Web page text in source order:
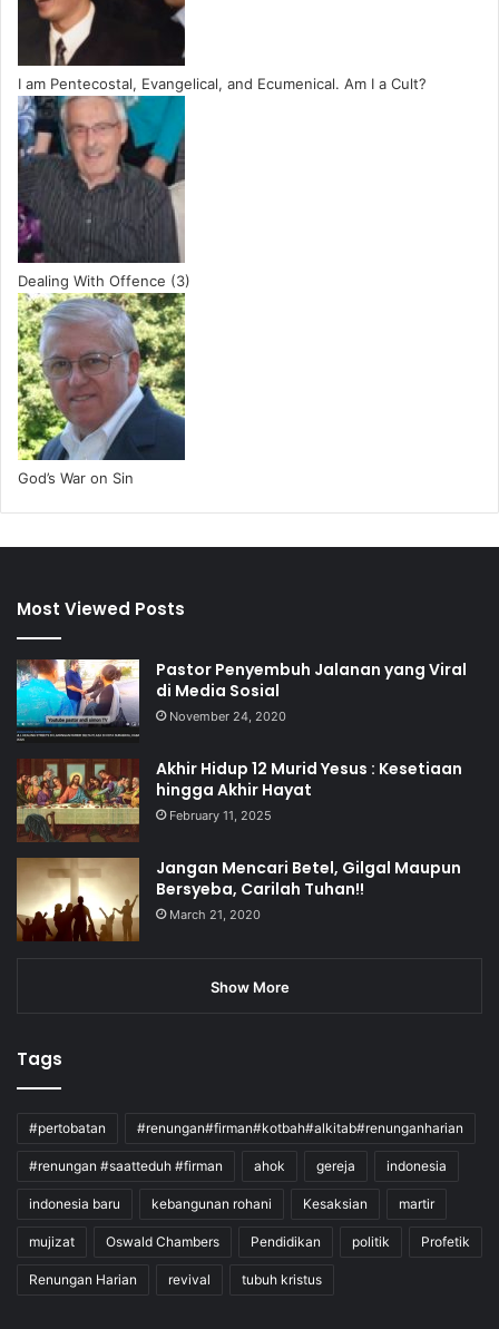
I am Pentecostal, Evangelical, and Ecumenical. Am I a Cult?
Dealing With Offence (3)
God’s War on Sin
Most Viewed Posts
Pastor Penyembuh Jalanan yang Viral
di Media Sosial
November 24, 2020
Akhir Hidup 12 Murid Yesus : Kesetiaan
hingga Akhir Hayat
February 11, 2025
Jangan Mencari Betel, Gilgal Maupun
Bersyeba, Carilah Tuhan!!
March 21, 2020
Show More
Tags
#pertobatan #renungan#firman#kotbah#alkitab#renunganharian
#renungan #saatteduh #firman ahok gereja indonesia
indonesia baru kebangunan rohani Kesaksian martir
mujizat Oswald Chambers Pendidikan politik Profetik
Renungan Harian revival tubuh kristus